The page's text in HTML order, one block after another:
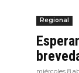
Regional
miércoles 8